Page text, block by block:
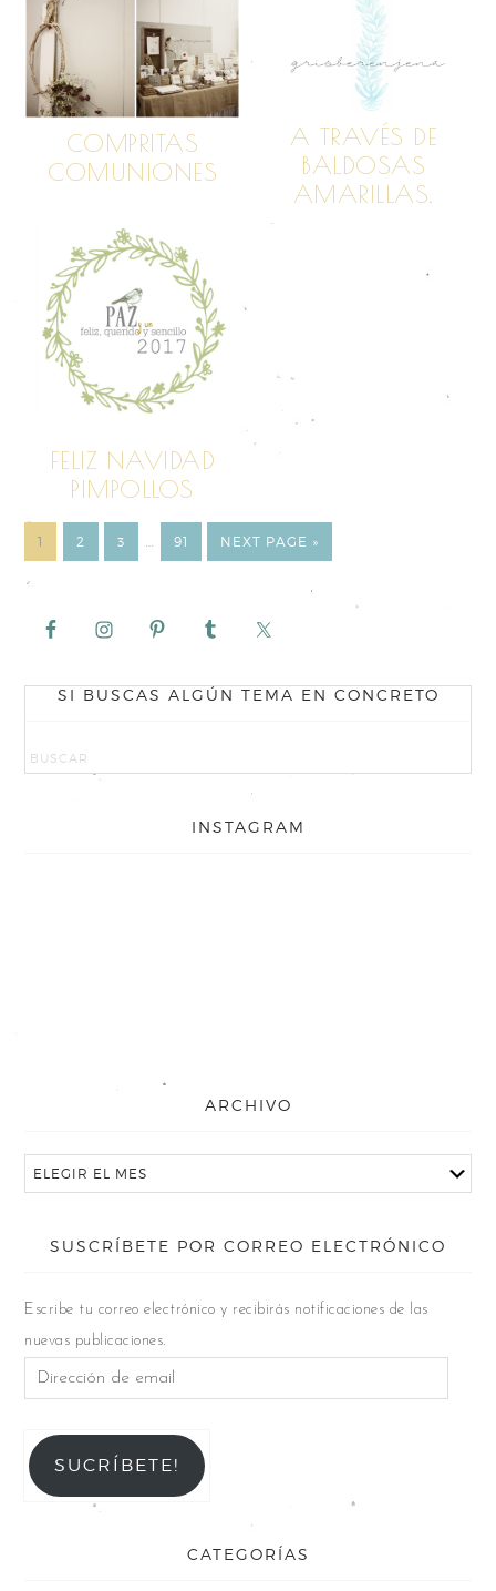
COMPRITAS
COMUNIONES
A TRAVÉS DE
BALDOSAS
AMARILLAS.
FELIZ NAVIDAD
PIMPOLLOS
1 2 3 … 91 NEXT PAGE »
SI BUSCAS ALGÚN TEMA EN CONCRETO
INSTAGRAM
ARCHIVO
SUSCRÍBETE POR CORREO ELECTRÓNICO
Escribe tu correo electrónico y recibirás notificaciones de las
nuevas publicaciones.
SUCRÍBETE!
CATEGORÍAS